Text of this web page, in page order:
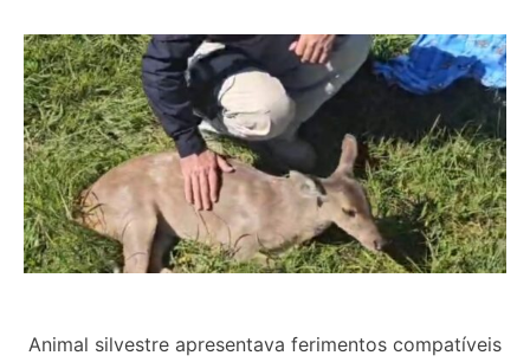
Animal silvestre apresentava ferimentos compatíveis